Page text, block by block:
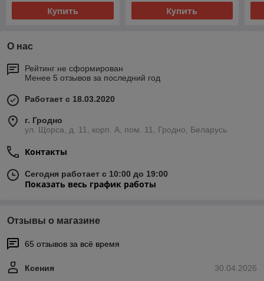
Купить Купить
О нас
Рейтинг не сформирован
Менее 5 отзывов за последний год
Работает с 18.03.2020
г. Гродно
ул. Щорса, д. 11, корп. А, пом. 11, Гродно, Беларусь
Контакты
Сегодня работает с 10:00 до 19:00
Показать весь график работы
Отзывы о магазине
65 отзывов за всё время
30.04.2026
Ксения